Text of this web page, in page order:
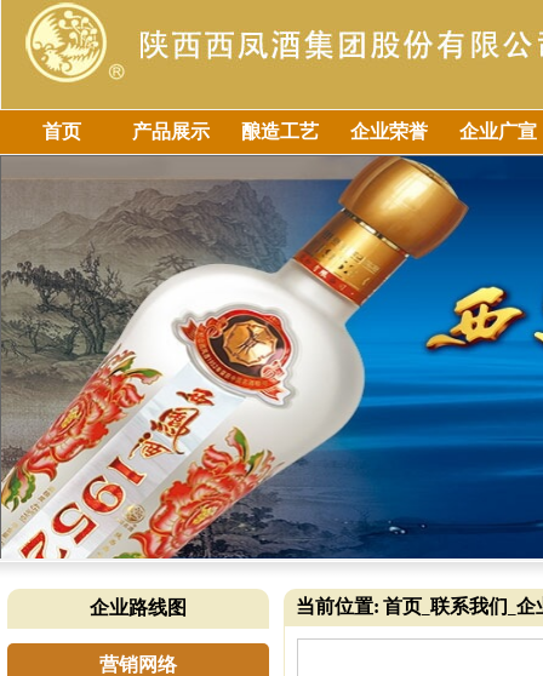
首页 产品展示 酿造工艺 企业荣誉 企业广宣
企业路线图
营销网络
当前位置: 首页 联系我们 企